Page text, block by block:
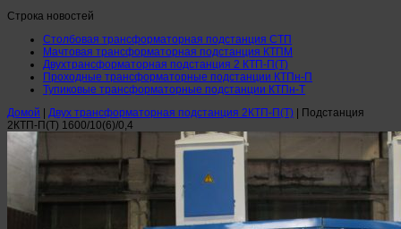
Строка новостей
Столбовая трансформаторная подстанция СТП
Мачтовая трансформаторная подстанция КТПМ
Двухтрансформаторная подстанция 2 КТП-П(Т)
Проходные трансформаторные подстанции КТПн-П
Тупиковые трансформаторные подстанции КТПн-Т
Домой | Двух трансформаторная подстанция 2КТП-П(Т) | Подстанция
2КТП-П(Т) 1600/10(6)/0,4